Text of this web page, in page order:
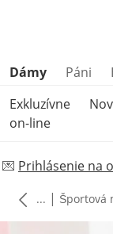
Preskočiť
Dámy Páni
Exkluzívne
on-line
💌 Prihlásenie na
... | Športová